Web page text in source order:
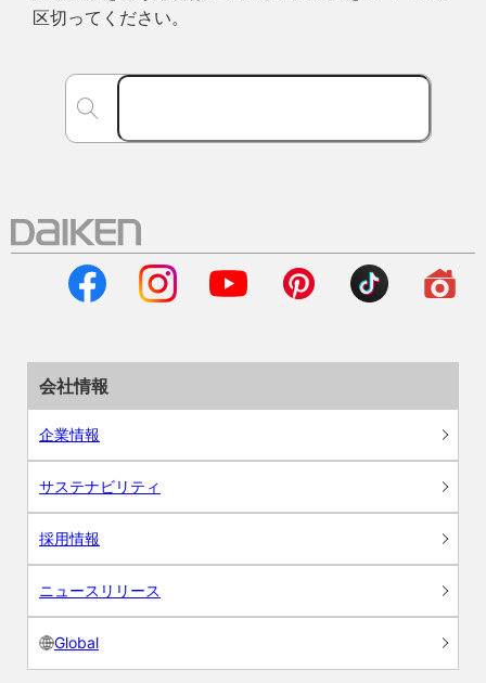
区切ってください。
会社情報
企業情報
サステナビリティ
採用情報
ニュースリリース
Global